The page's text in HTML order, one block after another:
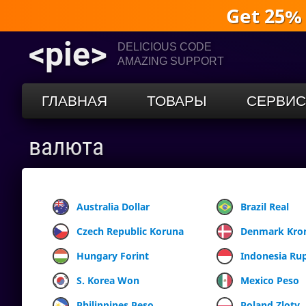
Get
<pie>
DELICIOUS CODE
AMAZING SUPPORT
ГЛАВНАЯ ТОВАРЫ
валюта
Australia Dollar Brazil Real
Czech Republic Koruna
Denmark
Hungary Forint
Indonesia
S. Korea Won
Mexico Peso